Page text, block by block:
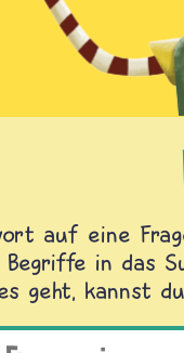
auf eine
in das
geht, kannst